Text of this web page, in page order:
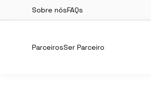
Sobre nósFAQs
ParceirosSer Parceiro